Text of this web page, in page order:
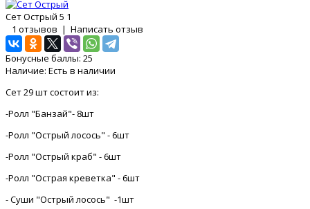
Сет Острый 5 1
1 отзывов | Написать отзыв
Бонусные баллы: 25
Наличие: Есть в наличии
Сет 29 шт состоит из:
-Ролл "Банзай"- 8шт
-Ролл "Острый лосось" - 6шт
-Ролл "Острый краб" - 6шт
-Ролл "Острая креветка" - 6шт
- Суши "Острый лосось" -1шт